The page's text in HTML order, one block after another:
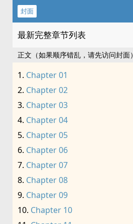
封面
最新完整章节列表
正文（如果顺序错乱，请先访问封面）
Chapter 01
Chapter 02
Chapter 03
Chapter 04
Chapter 05
Chapter 06
Chapter 07
Chapter 08
Chapter 09
Chapter 10